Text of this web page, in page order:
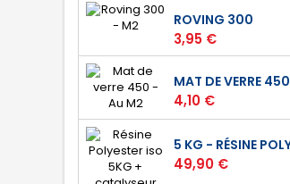
ROVING 300
Prix
3,95 €
MAT DE VERRE 450
Prix
4,10 €
Prix
49,90 €